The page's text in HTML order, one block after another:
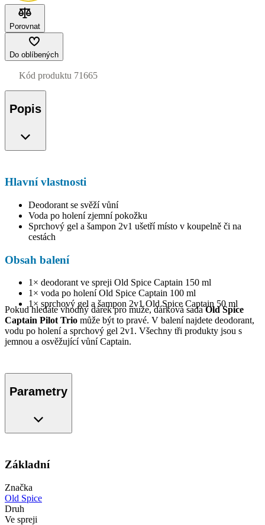
Porovnat
Do oblíbených
Kód produktu 71665
Popis
Hlavní vlastnosti
Deodorant se svěží vůní
Voda po holení zjemní pokožku
Sprchový gel a šampon 2v1 ušetří místo v koupelně či na
cestách
Obsah balení
1× deodorant ve spreji Old Spice Captain 150 ml
1× voda po holení Old Spice Captain 100 ml
1× sprchový gel a šampon 2v1 Old Spice Captain 50 ml
Pokud hledáte vhodný dárek pro muže, dárková sadaOld Spice
Captain Pilot Trio může být to pravé. V balení najdete deodorant,
vodu po holení a sprchový gel 2v1. Všechny tři produkty jsou s
jemnou a osvěžující vůní Captain.
Parametry
Základní
Značka
Old Spice
Druh
Ve spreji